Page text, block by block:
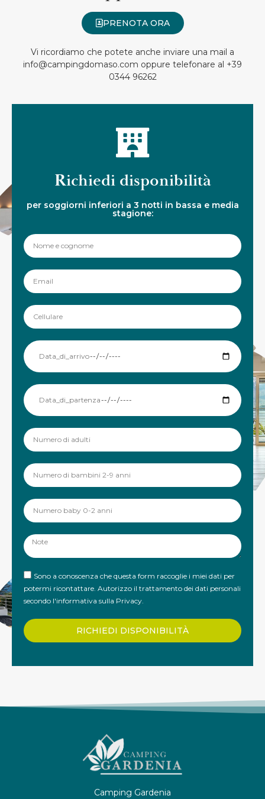
PRENOTA ORA
Vi ricordiamo che potete anche inviare una mail a
info@campingdomaso.com oppure telefonare al +39
0344 96262
Richiedi disponibilità
per soggiorni inferiori a 3 notti in bassa e media
stagione:
Sono a conoscenza che questa form raccoglie i miei dati per
potermi ricontattare. Autorizzo il trattamento dei dati personali
secondo l'informativa sulla Privacy.
RICHIEDI DISPONIBILITÀ
Camping Gardenia